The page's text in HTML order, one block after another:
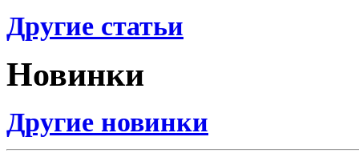
Другие статьи
Новинки
Другие новинки